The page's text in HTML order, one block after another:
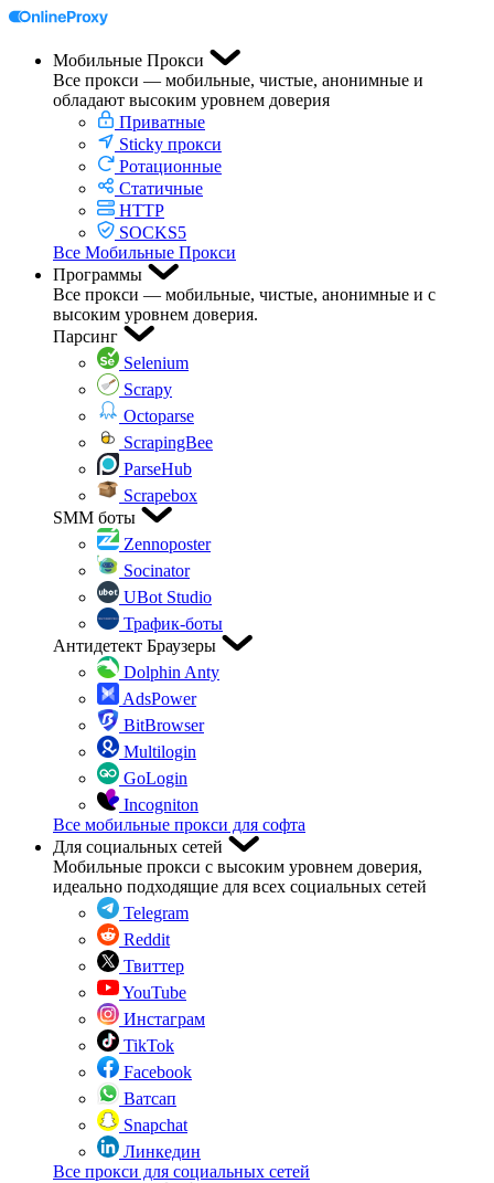
Мобильные Прокси
Все прокси — мобильные, чистые, анонимные и
обладают высоким уровнем доверия
Приватные
Sticky прокси
Ротационные
Статичные
HTTP
SOCKS5
Все Мобильные Прокси
Программы
Все прокси — мобильные, чистые, анонимные и с
высоким уровнем доверия.
Парсинг
Selenium
Scrapy
Octoparse
ScrapingBee
ParseHub
Scrapebox
SMM боты
Zennoposter
Socinator
UBot Studio
Трафик-боты
Антидетект Браузеры
Dolphin Anty
AdsPower
BitBrowser
Multilogin
GoLogin
Incogniton
Все мобильные прокси для софта
Для социальных сетей
Мобильные прокси с высоким уровнем доверия,
идеально подходящие для всех социальных сетей
Telegram
Reddit
Твиттер
YouTube
Инстаграм
TikTok
Facebook
Ватсап
Snapchat
Линкедин
Все прокси для социальных сетей